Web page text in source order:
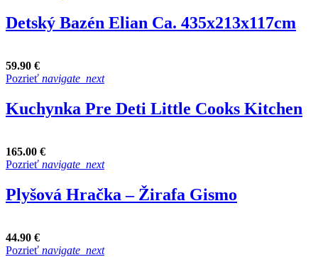
Detský Bazén Elian Ca. 435x213x117cm
59.90 €
Pozrieť navigate_next
Kuchynka Pre Deti Little Cooks Kitchen
165.00 €
Pozrieť navigate_next
Plyšová Hračka – Žirafa Gismo
44.90 €
Pozrieť navigate_next